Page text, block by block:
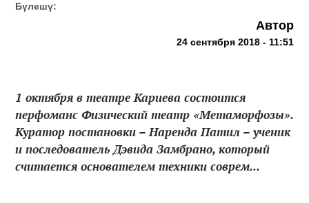
Бүлешү:
Автор
24 сентября 2018 - 11:51
1 октября в театре Кариева состоится
перфоманс Физический театр «Метаморфозы».
Куратор постановки – Наренда Патил – ученик
и последователь Дэвида Замбрано, который
считается основателем техники соврем...